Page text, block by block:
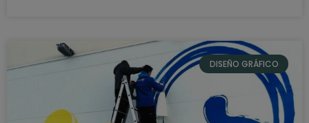
DISEÑO GRÁFICO